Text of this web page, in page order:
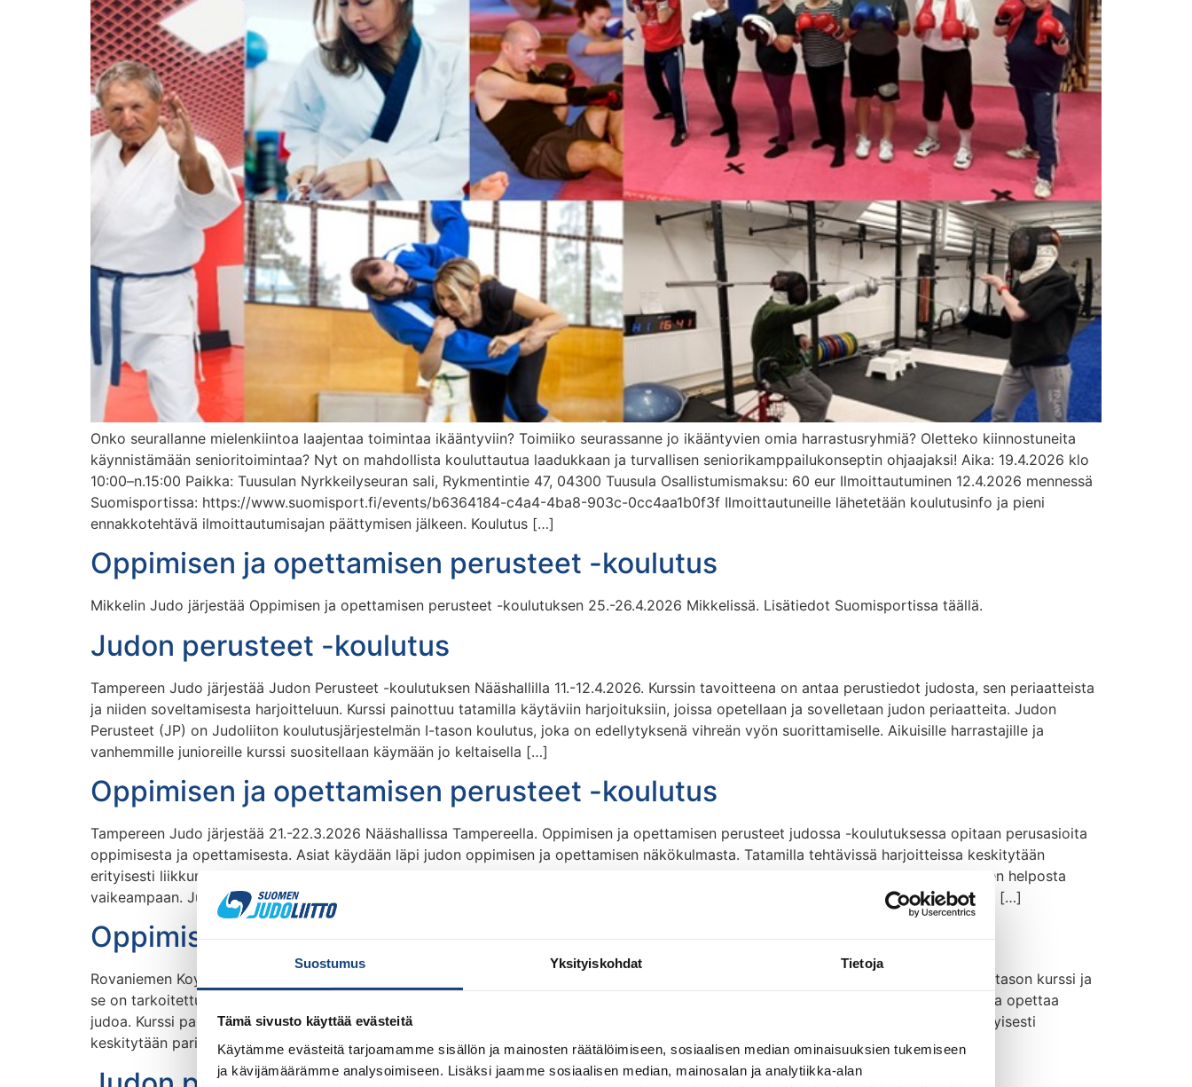
Suostumus Yksityiskohdat Tietoja
Tämä sivusto käyttää evästeitä
Käytämme evästeitä tarjoamamme sisällön ja mainosten räätälöimiseen, sosiaalisen median ominaisuuksien tukemiseen
ja kävijämäärämme analysoimiseen. Lisäksi jaamme sosiaalisen median, mainosalan ja analytiikka-alan
Onko seurallanne mielenkiintoa laajentaa toimintaa ikääntyviin? Toimiiko seurassanne jo ikääntyvien omia harrastusryhmiä? Oletteko kiinnostuneita
käynnistämään senioritoimintaa? Nyt on mahdollista kouluttautua laadukkaan ja turvallisen seniorikamppailukonseptin ohjaajaksi! Aika: 19.4.2026 klo
10:00–n.15:00 Paikka: Tuusulan Nyrkkeilyseuran sali, Rykmentintie 47, 04300 Tuusula Osallistumismaksu: 60 eur Ilmoittautuminen 12.4.2026 mennessä
Suomisportissa: https://www.suomisport.fi/events/b6364184-c4a4-4ba8-903c-0cc4aa1b0f3f Ilmoittautuneille lähetetään koulutusinfo ja pieni
ennakkotehtävä ilmoittautumisajan päättymisen jälkeen. Koulutus […]
Oppimisen ja opettamisen perusteet -koulutus
Mikkelin Judo järjestää Oppimisen ja opettamisen perusteet -koulutuksen 25.-26.4.2026 Mikkelissä. Lisätiedot Suomisportissa täällä.
Judon perusteet -koulutus
Tampereen Judo järjestää Judon Perusteet -koulutuksen Nääshallilla 11.-12.4.2026. Kurssin tavoitteena on antaa perustiedot judosta, sen periaatteista
ja niiden soveltamisesta harjoitteluun. Kurssi painottuu tatamilla käytäviin harjoituksiin, joissa opetellaan ja sovelletaan judon periaatteita. Judon
Perusteet (JP) on Judoliiton koulutusjärjestelmän I-tason koulutus, joka on edellytyksenä vihreän vyön suorittamiselle. Aikuisille harrastajille ja
vanhemmille junioreille kurssi suositellaan käymään jo keltaisella […]
Oppimisen ja opettamisen perusteet -koulutus
Tampereen Judo järjestää 21.-22.3.2026 Nääshallissa Tampereella. Oppimisen ja opettamisen perusteet judossa -koulutuksessa opitaan perusasioita
oppimisesta ja opettamisesta. Asiat käydään läpi judon oppimisen ja opettamisen näkökulmasta. Tatamilla tehtävissä harjoitteissa keskitytään
erityisesti liikkumisen harjoitteluun erilaisista tilanteista. Tekniikoiden opettamista tutkitaan opetuksen osittamisen näkökulmasta edeten helposta
vaikeampaan. Judokat suunnittelevat ja toteuttavat opetustuokioita yksilölle, parille, pienryhmälle ja suurelle ryhmälle. Opetustuokioita […]
Oppimisen ja opettamisen perusteet -koulutus
Rovaniemen Koyama järjestää Oppimisen ja opettamisen perustaidot judossa -koulutuksen 2.-3.5.2026 Santasportilla. Kurssi on VOK I-tason kurssi ja
se on tarkoitettu ns. judokan toiseksi kurssiksi, jolla pyritään antamaan judokoille ”ensimmäisiä” tietoisia ja testattuja ”eväitä” opetella ja opettaa
judoa. Kurssi painottuu tatamilla tapahtuvaan harjoitteluun sekä osallistujien tekemiin opetustuokioihin, joista he saavat palautetta. Erityisesti
keskitytään parityöskentelyyn ja käydään […]